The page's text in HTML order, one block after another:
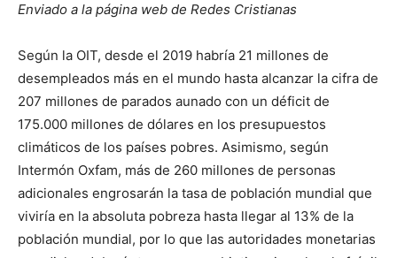
Enviado a la página web de Redes Cristianas
Según la OIT, desde el 2019 habría 21 millones de
desempleados más en el mundo hasta alcanzar la cifra de
207 millones de parados aunado con un déficit de
175.000 millones de dólares en los presupuestos
climáticos de los países pobres. Asimismo, según
Intermón Oxfam, más de 260 millones de personas
adicionales engrosarán la tasa de población mundial que
viviría en la absoluta pobreza hasta llegar al 13% de la
población mundial, por lo que las autoridades monetarias